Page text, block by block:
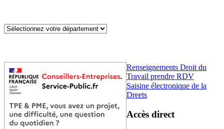
Renseignements Droit du
Travail prendre RDV
Saisine électronique de la
Dreets
Accès direct